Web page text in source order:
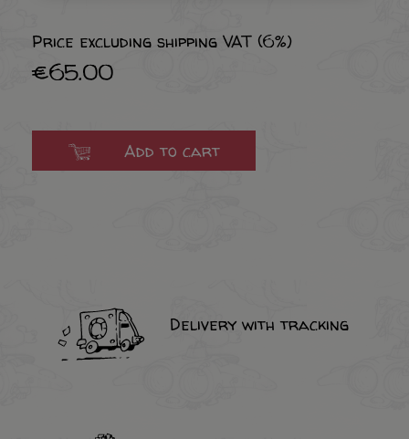
Price excluding shipping VAT (6%)
€65.00
Add to cart
Delivery with tracking